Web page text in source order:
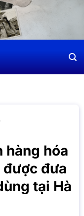
hàng hóa
đưa
tại Hà